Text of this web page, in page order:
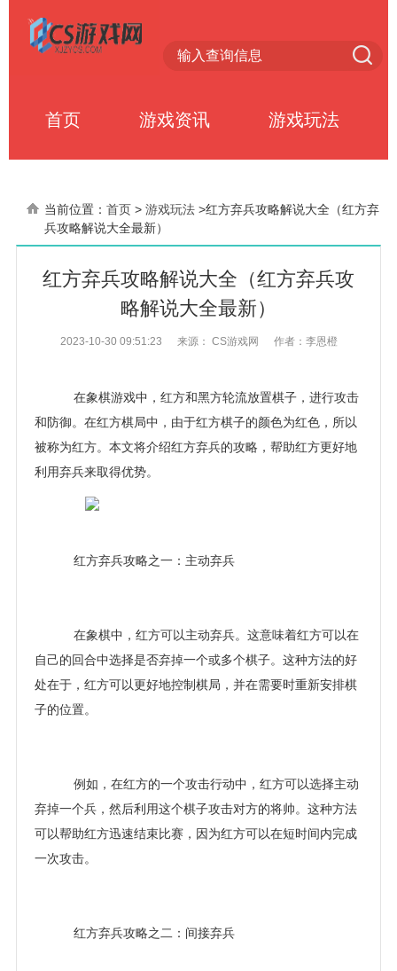
首页 游戏资讯 游戏玩法
当前位置： 首页 > 游戏玩法 >红方弃兵攻略解说大全（红方弃
兵攻略解说大全最新）
红方弃兵攻略解说大全（红方弃兵攻
略解说大全最新）
2023-10-30 09:51:23 来源： CS游戏网 作者：李恩橙
在象棋游戏中，红方和黑方轮流放置棋子，进行攻击
和防御。在红方棋局中，由于红方棋子的颜色为红色，所以
被称为红方。本文将介绍红方弃兵的攻略，帮助红方更好地
利用弃兵来取得优势。
红方弃兵攻略之一：主动弃兵
在象棋中，红方可以主动弃兵。这意味着红方可以在
自己的回合中选择是否弃掉一个或多个棋子。这种方法的好
处在于，红方可以更好地控制棋局，并在需要时重新安排棋
子的位置。
例如，在红方的一个攻击行动中，红方可以选择主动
弃掉一个兵，然后利用这个棋子攻击对方的将帅。这种方法
可以帮助红方迅速结束比赛，因为红方可以在短时间内完成
一次攻击。
红方弃兵攻略之二：间接弃兵